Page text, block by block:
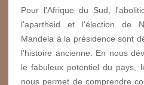
Pour l'Afrique du Sud,
l'apartheid et l'élection de
Mandela à la présidence sont
l'histoire ancienne. En nous
le fabuleux potentiel du pays,
nous permet de comprendre